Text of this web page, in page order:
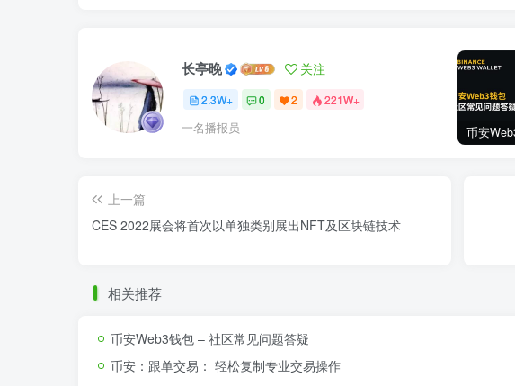
长亭晚 关注
2.3W+ 0 2 221W+
一名播报员
上一篇
CES 2022展会将首次以单独类别展出NFT及区块链技术
相关推荐
币安Web3钱包 – 社区常见问题答疑
币安：跟单交易： 轻松复制专业交易操作